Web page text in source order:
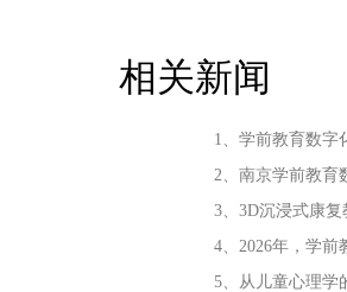
相关新闻
1、学前教育数字
2、南京学前教育
3、3D沉浸式康
4、2026年，学前
5、从儿童心理学